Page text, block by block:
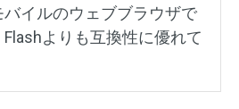
イルのウェブブラウザで
よりも互換性に優れて